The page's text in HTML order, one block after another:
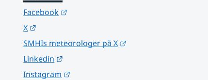
Facebook
X
SMHIs meteorologer på X
Linkedin
Instagram